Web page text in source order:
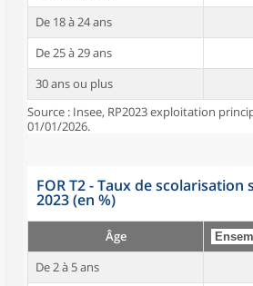
De 18 à 24 ans
De 25 à 29 ans
30 ans ou plus
Source : Insee, RP2023 exploitation
01/01/2026.
FOR T2 - Taux de scolarisation
2023 (en %)
Âge
De 2 à 5 ans